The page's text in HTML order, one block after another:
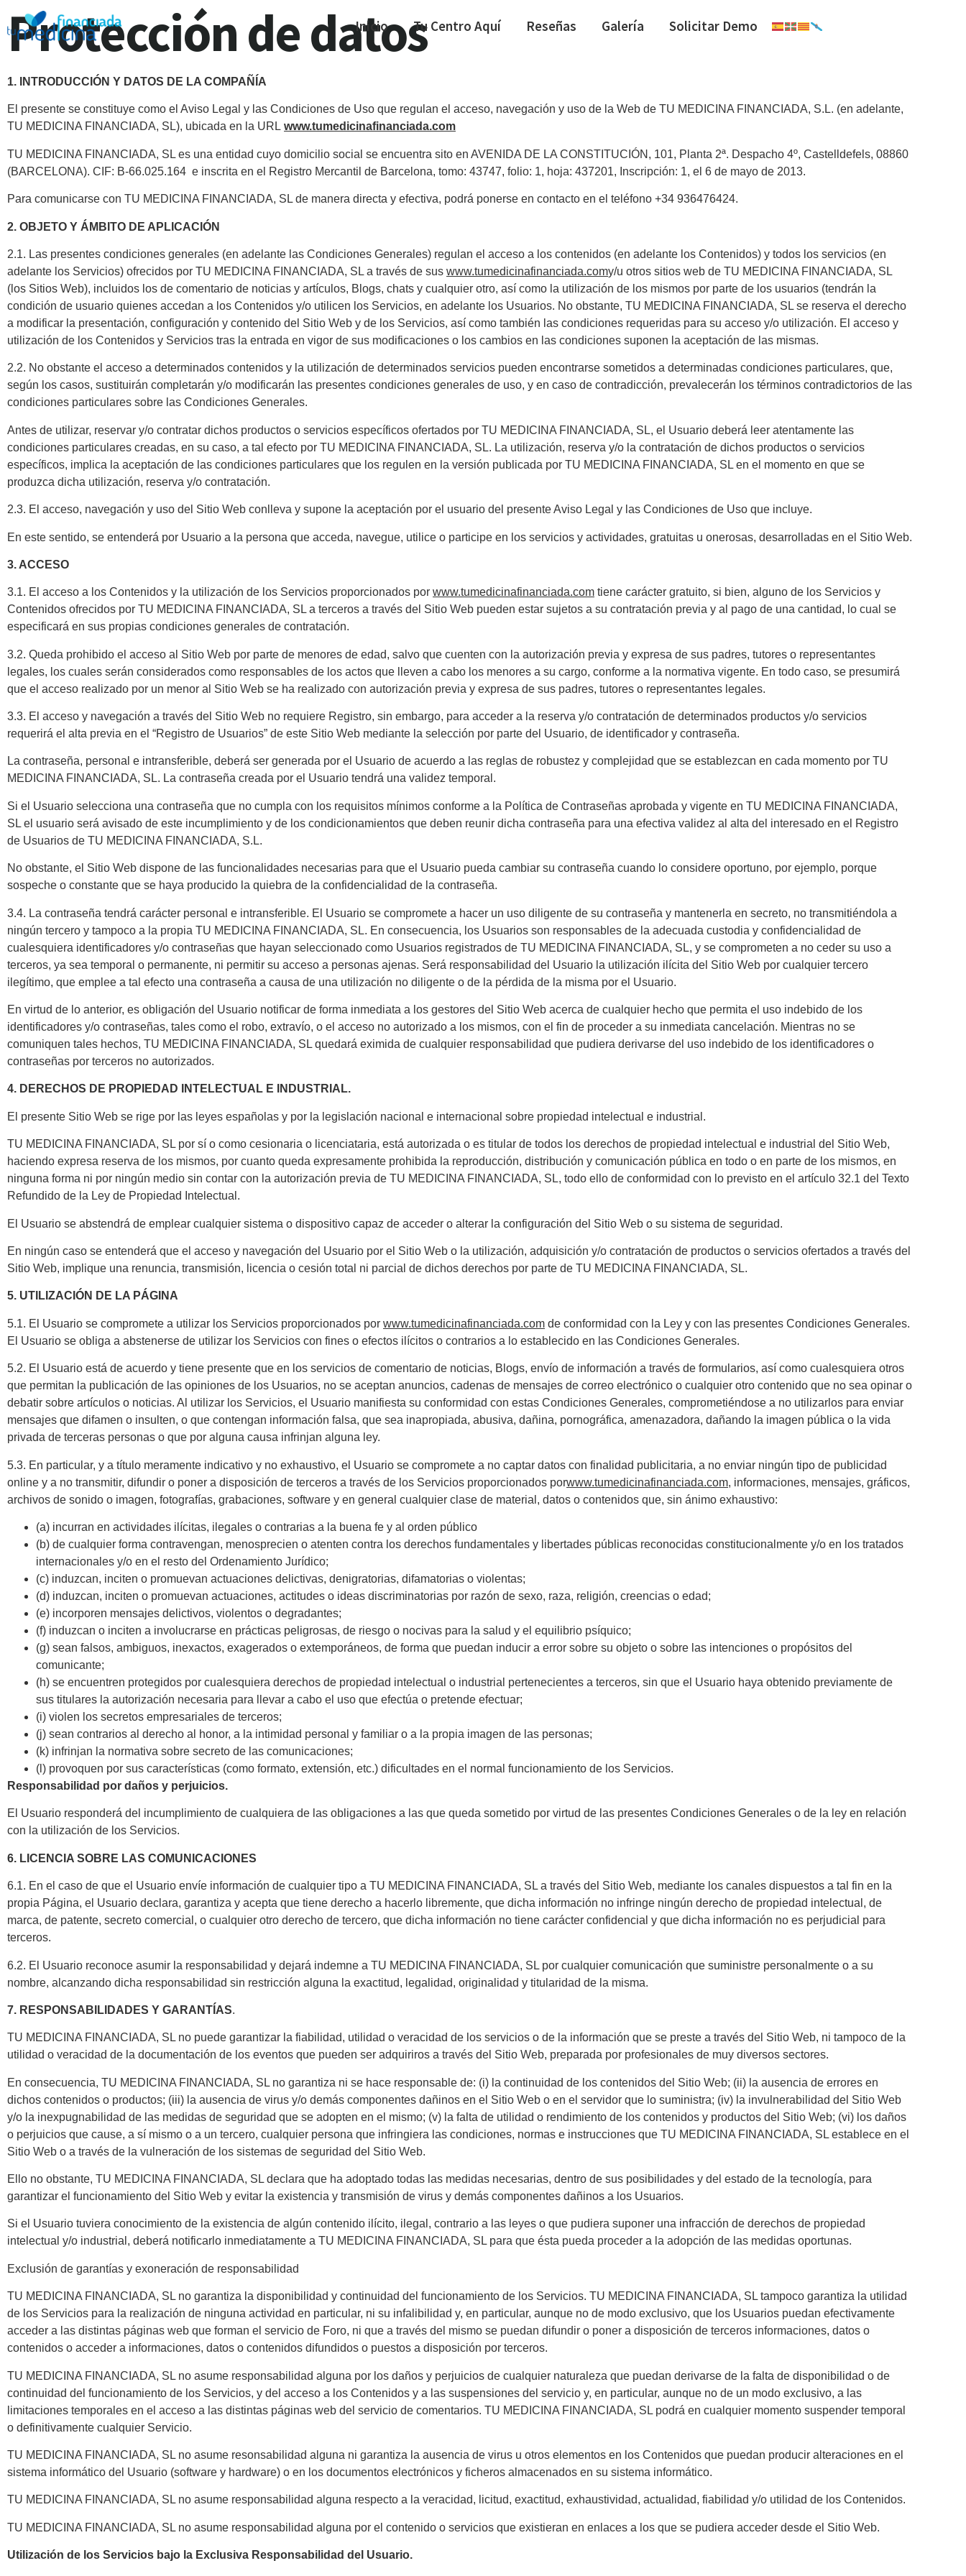
Inicio Tu Centro Aquí Reseñas Galería Solicitar Demo
Protección de datos
1. INTRODUCCIÓN Y DATOS DE LA COMPAÑÍA
El presente se constituye como el Aviso Legal y las Condiciones de Uso que regulan el acceso, navegación y uso de la Web de TU MEDICINA FINANCIADA, S.L. (en adelante,
TU MEDICINA FINANCIADA, SL), ubicada en la URL www.tumedicinafinanciada.com
TU MEDICINA FINANCIADA, SL es una entidad cuyo domicilio social se encuentra sito en AVENIDA DE LA CONSTITUCIÓN, 101, Planta 2ª. Despacho 4º, Castelldefels, 08860
(BARCELONA). CIF: B-66.025.164 e inscrita en el Registro Mercantil de Barcelona, tomo: 43747, folio: 1, hoja: 437201, Inscripción: 1, el 6 de mayo de 2013.
Para comunicarse con TU MEDICINA FINANCIADA, SL de manera directa y efectiva, podrá ponerse en contacto en el teléfono +34 936476424.
2. OBJETO Y ÁMBITO DE APLICACIÓN
2.1. Las presentes condiciones generales (en adelante las Condiciones Generales) regulan el acceso a los contenidos (en adelante los Contenidos) y todos los servicios (en
adelante los Servicios) ofrecidos por TU MEDICINA FINANCIADA, SL a través de sus www.tumedicinafinanciada.comy/u otros sitios web de TU MEDICINA FINANCIADA, SL
(los Sitios Web), incluidos los de comentario de noticias y artículos, Blogs, chats y cualquier otro, así como la utilización de los mismos por parte de los usuarios (tendrán la
condición de usuario quienes accedan a los Contenidos y/o utilicen los Servicios, en adelante los Usuarios. No obstante, TU MEDICINA FINANCIADA, SL se reserva el derecho
a modificar la presentación, configuración y contenido del Sitio Web y de los Servicios, así como también las condiciones requeridas para su acceso y/o utilización. El acceso y
utilización de los Contenidos y Servicios tras la entrada en vigor de sus modificaciones o los cambios en las condiciones suponen la aceptación de las mismas.
2.2. No obstante el acceso a determinados contenidos y la utilización de determinados servicios pueden encontrarse sometidos a determinadas condiciones particulares, que,
según los casos, sustituirán completarán y/o modificarán las presentes condiciones generales de uso, y en caso de contradicción, prevalecerán los términos contradictorios de las
condiciones particulares sobre las Condiciones Generales.
Antes de utilizar, reservar y/o contratar dichos productos o servicios específicos ofertados por TU MEDICINA FINANCIADA, SL, el Usuario deberá leer atentamente las
condiciones particulares creadas, en su caso, a tal efecto por TU MEDICINA FINANCIADA, SL. La utilización, reserva y/o la contratación de dichos productos o servicios
específicos, implica la aceptación de las condiciones particulares que los regulen en la versión publicada por TU MEDICINA FINANCIADA, SL en el momento en que se
produzca dicha utilización, reserva y/o contratación.
2.3. El acceso, navegación y uso del Sitio Web conlleva y supone la aceptación por el usuario del presente Aviso Legal y las Condiciones de Uso que incluye.
En este sentido, se entenderá por Usuario a la persona que acceda, navegue, utilice o participe en los servicios y actividades, gratuitas u onerosas, desarrolladas en el Sitio Web.
3. ACCESO
3.1. El acceso a los Contenidos y la utilización de los Servicios proporcionados por www.tumedicinafinanciada.com tiene carácter gratuito, si bien, alguno de los Servicios y
Contenidos ofrecidos por TU MEDICINA FINANCIADA, SL a terceros a través del Sitio Web pueden estar sujetos a su contratación previa y al pago de una cantidad, lo cual se
especificará en sus propias condiciones generales de contratación.
3.2. Queda prohibido el acceso al Sitio Web por parte de menores de edad, salvo que cuenten con la autorización previa y expresa de sus padres, tutores o representantes
legales, los cuales serán considerados como responsables de los actos que lleven a cabo los menores a su cargo, conforme a la normativa vigente. En todo caso, se presumirá
que el acceso realizado por un menor al Sitio Web se ha realizado con autorización previa y expresa de sus padres, tutores o representantes legales.
3.3. El acceso y navegación a través del Sitio Web no requiere Registro, sin embargo, para acceder a la reserva y/o contratación de determinados productos y/o servicios
requerirá el alta previa en el “Registro de Usuarios” de este Sitio Web mediante la selección por parte del Usuario, de identificador y contraseña.
La contraseña, personal e intransferible, deberá ser generada por el Usuario de acuerdo a las reglas de robustez y complejidad que se establezcan en cada momento por TU
MEDICINA FINANCIADA, SL. La contraseña creada por el Usuario tendrá una validez temporal.
Si el Usuario selecciona una contraseña que no cumpla con los requisitos mínimos conforme a la Política de Contraseñas aprobada y vigente en TU MEDICINA FINANCIADA,
SL el usuario será avisado de este incumplimiento y de los condicionamientos que deben reunir dicha contraseña para una efectiva validez al alta del interesado en el Registro
de Usuarios de TU MEDICINA FINANCIADA, S.L.
No obstante, el Sitio Web dispone de las funcionalidades necesarias para que el Usuario pueda cambiar su contraseña cuando lo considere oportuno, por ejemplo, porque
sospeche o constante que se haya producido la quiebra de la confidencialidad de la contraseña.
3.4. La contraseña tendrá carácter personal e intransferible. El Usuario se compromete a hacer un uso diligente de su contraseña y mantenerla en secreto, no transmitiéndola a
ningún tercero y tampoco a la propia TU MEDICINA FINANCIADA, SL. En consecuencia, los Usuarios son responsables de la adecuada custodia y confidencialidad de
cualesquiera identificadores y/o contraseñas que hayan seleccionado como Usuarios registrados de TU MEDICINA FINANCIADA, SL, y se comprometen a no ceder su uso a
terceros, ya sea temporal o permanente, ni permitir su acceso a personas ajenas. Será responsabilidad del Usuario la utilización ilícita del Sitio Web por cualquier tercero
ilegítimo, que emplee a tal efecto una contraseña a causa de una utilización no diligente o de la pérdida de la misma por el Usuario.
En virtud de lo anterior, es obligación del Usuario notificar de forma inmediata a los gestores del Sitio Web acerca de cualquier hecho que permita el uso indebido de los
identificadores y/o contraseñas, tales como el robo, extravío, o el acceso no autorizado a los mismos, con el fin de proceder a su inmediata cancelación. Mientras no se
comuniquen tales hechos, TU MEDICINA FINANCIADA, SL quedará eximida de cualquier responsabilidad que pudiera derivarse del uso indebido de los identificadores o
contraseñas por terceros no autorizados.
4. DERECHOS DE PROPIEDAD INTELECTUAL E INDUSTRIAL.
El presente Sitio Web se rige por las leyes españolas y por la legislación nacional e internacional sobre propiedad intelectual e industrial.
TU MEDICINA FINANCIADA, SL por sí o como cesionaria o licenciataria, está autorizada o es titular de todos los derechos de propiedad intelectual e industrial del Sitio Web,
haciendo expresa reserva de los mismos, por cuanto queda expresamente prohibida la reproducción, distribución y comunicación pública en todo o en parte de los mismos, en
ninguna forma ni por ningún medio sin contar con la autorización previa de TU MEDICINA FINANCIADA, SL, todo ello de conformidad con lo previsto en el artículo 32.1 del Texto
Refundido de la Ley de Propiedad Intelectual.
El Usuario se abstendrá de emplear cualquier sistema o dispositivo capaz de acceder o alterar la configuración del Sitio Web o su sistema de seguridad.
En ningún caso se entenderá que el acceso y navegación del Usuario por el Sitio Web o la utilización, adquisición y/o contratación de productos o servicios ofertados a través del
Sitio Web, implique una renuncia, transmisión, licencia o cesión total ni parcial de dichos derechos por parte de TU MEDICINA FINANCIADA, SL.
5. UTILIZACIÓN DE LA PÁGINA
5.1. El Usuario se compromete a utilizar los Servicios proporcionados por www.tumedicinafinanciada.com de conformidad con la Ley y con las presentes Condiciones Generales.
El Usuario se obliga a abstenerse de utilizar los Servicios con fines o efectos ilícitos o contrarios a lo establecido en las Condiciones Generales.
5.2. El Usuario está de acuerdo y tiene presente que en los servicios de comentario de noticias, Blogs, envío de información a través de formularios, así como cualesquiera otros
que permitan la publicación de las opiniones de los Usuarios, no se aceptan anuncios, cadenas de mensajes de correo electrónico o cualquier otro contenido que no sea opinar o
debatir sobre artículos o noticias. Al utilizar los Servicios, el Usuario manifiesta su conformidad con estas Condiciones Generales, comprometiéndose a no utilizarlos para enviar
mensajes que difamen o insulten, o que contengan información falsa, que sea inapropiada, abusiva, dañina, pornográfica, amenazadora, dañando la imagen pública o la vida
privada de terceras personas o que por alguna causa infrinjan alguna ley.
5.3. En particular, y a título meramente indicativo y no exhaustivo, el Usuario se compromete a no captar datos con finalidad publicitaria, a no enviar ningún tipo de publicidad
online y a no transmitir, difundir o poner a disposición de terceros a través de los Servicios proporcionados porwww.tumedicinafinanciada.com, informaciones, mensajes, gráficos,
archivos de sonido o imagen, fotografías, grabaciones, software y en general cualquier clase de material, datos o contenidos que, sin ánimo exhaustivo:
(a) incurran en actividades ilícitas, ilegales o contrarias a la buena fe y al orden público
(b) de cualquier forma contravengan, menosprecien o atenten contra los derechos fundamentales y libertades públicas reconocidas constitucionalmente y/o en los tratados
internacionales y/o en el resto del Ordenamiento Jurídico;
(c) induzcan, inciten o promuevan actuaciones delictivas, denigratorias, difamatorias o violentas;
(d) induzcan, inciten o promuevan actuaciones, actitudes o ideas discriminatorias por razón de sexo, raza, religión, creencias o edad;
(e) incorporen mensajes delictivos, violentos o degradantes;
(f) induzcan o inciten a involucrarse en prácticas peligrosas, de riesgo o nocivas para la salud y el equilibrio psíquico;
(g) sean falsos, ambiguos, inexactos, exagerados o extemporáneos, de forma que puedan inducir a error sobre su objeto o sobre las intenciones o propósitos del
comunicante;
(h) se encuentren protegidos por cualesquiera derechos de propiedad intelectual o industrial pertenecientes a terceros, sin que el Usuario haya obtenido previamente de
sus titulares la autorización necesaria para llevar a cabo el uso que efectúa o pretende efectuar;
(i) violen los secretos empresariales de terceros;
(j) sean contrarios al derecho al honor, a la intimidad personal y familiar o a la propia imagen de las personas;
(k) infrinjan la normativa sobre secreto de las comunicaciones;
(l) provoquen por sus características (como formato, extensión, etc.) dificultades en el normal funcionamiento de los Servicios.
Responsabilidad por daños y perjuicios.
El Usuario responderá del incumplimiento de cualquiera de las obligaciones a las que queda sometido por virtud de las presentes Condiciones Generales o de la ley en relación
con la utilización de los Servicios.
6. LICENCIA SOBRE LAS COMUNICACIONES
6.1. En el caso de que el Usuario envíe información de cualquier tipo a TU MEDICINA FINANCIADA, SL a través del Sitio Web, mediante los canales dispuestos a tal fin en la
propia Página, el Usuario declara, garantiza y acepta que tiene derecho a hacerlo libremente, que dicha información no infringe ningún derecho de propiedad intelectual, de
marca, de patente, secreto comercial, o cualquier otro derecho de tercero, que dicha información no tiene carácter confidencial y que dicha información no es perjudicial para
terceros.
6.2. El Usuario reconoce asumir la responsabilidad y dejará indemne a TU MEDICINA FINANCIADA, SL por cualquier comunicación que suministre personalmente o a su
nombre, alcanzando dicha responsabilidad sin restricción alguna la exactitud, legalidad, originalidad y titularidad de la misma.
7. RESPONSABILIDADES Y GARANTÍAS.
TU MEDICINA FINANCIADA, SL no puede garantizar la fiabilidad, utilidad o veracidad de los servicios o de la información que se preste a través del Sitio Web, ni tampoco de la
utilidad o veracidad de la documentación de los eventos que pueden ser adquiriros a través del Sitio Web, preparada por profesionales de muy diversos sectores.
En consecuencia, TU MEDICINA FINANCIADA, SL no garantiza ni se hace responsable de: (i) la continuidad de los contenidos del Sitio Web; (ii) la ausencia de errores en
dichos contenidos o productos; (iii) la ausencia de virus y/o demás componentes dañinos en el Sitio Web o en el servidor que lo suministra; (iv) la invulnerabilidad del Sitio Web
y/o la inexpugnabilidad de las medidas de seguridad que se adopten en el mismo; (v) la falta de utilidad o rendimiento de los contenidos y productos del Sitio Web; (vi) los daños
o perjuicios que cause, a sí mismo o a un tercero, cualquier persona que infringiera las condiciones, normas e instrucciones que TU MEDICINA FINANCIADA, SL establece en el
Sitio Web o a través de la vulneración de los sistemas de seguridad del Sitio Web.
Ello no obstante, TU MEDICINA FINANCIADA, SL declara que ha adoptado todas las medidas necesarias, dentro de sus posibilidades y del estado de la tecnología, para
garantizar el funcionamiento del Sitio Web y evitar la existencia y transmisión de virus y demás componentes dañinos a los Usuarios.
Si el Usuario tuviera conocimiento de la existencia de algún contenido ilícito, ilegal, contrario a las leyes o que pudiera suponer una infracción de derechos de propiedad
intelectual y/o industrial, deberá notificarlo inmediatamente a TU MEDICINA FINANCIADA, SL para que ésta pueda proceder a la adopción de las medidas oportunas.
Exclusión de garantías y exoneración de responsabilidad
TU MEDICINA FINANCIADA, SL no garantiza la disponibilidad y continuidad del funcionamiento de los Servicios. TU MEDICINA FINANCIADA, SL tampoco garantiza la utilidad
de los Servicios para la realización de ninguna actividad en particular, ni su infalibilidad y, en particular, aunque no de modo exclusivo, que los Usuarios puedan efectivamente
acceder a las distintas páginas web que forman el servicio de Foro, ni que a través del mismo se puedan difundir o poner a disposición de terceros informaciones, datos o
contenidos o acceder a informaciones, datos o contenidos difundidos o puestos a disposición por terceros.
TU MEDICINA FINANCIADA, SL no asume responsabilidad alguna por los daños y perjuicios de cualquier naturaleza que puedan derivarse de la falta de disponibilidad o de
continuidad del funcionamiento de los Servicios, y del acceso a los Contenidos y a las suspensiones del servicio y, en particular, aunque no de un modo exclusivo, a las
limitaciones temporales en el acceso a las distintas páginas web del servicio de comentarios. TU MEDICINA FINANCIADA, SL podrá en cualquier momento suspender temporal
o definitivamente cualquier Servicio.
TU MEDICINA FINANCIADA, SL no asume resonsabilidad alguna ni garantiza la ausencia de virus u otros elementos en los Contenidos que puedan producir alteraciones en el
sistema informático del Usuario (software y hardware) o en los documentos electrónicos y ficheros almacenados en su sistema informático.
TU MEDICINA FINANCIADA, SL no asume responsabilidad alguna respecto a la veracidad, licitud, exactitud, exhaustividad, actualidad, fiabilidad y/o utilidad de los Contenidos.
TU MEDICINA FINANCIADA, SL no asume responsabilidad alguna por el contenido o servicios que existieran en enlaces a los que se pudiera acceder desde el Sitio Web.
Utilización de los Servicios bajo la Exclusiva Responsabilidad del Usuario.